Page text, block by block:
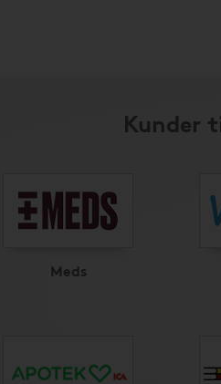
Kunder
Meds